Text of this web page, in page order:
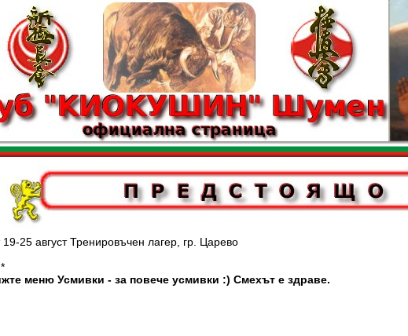
Тренировъчен лагер, гр. Царево
меню Усмивки - за повече усмивки :) Смехът е здраве.